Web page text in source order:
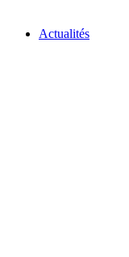
Actualités